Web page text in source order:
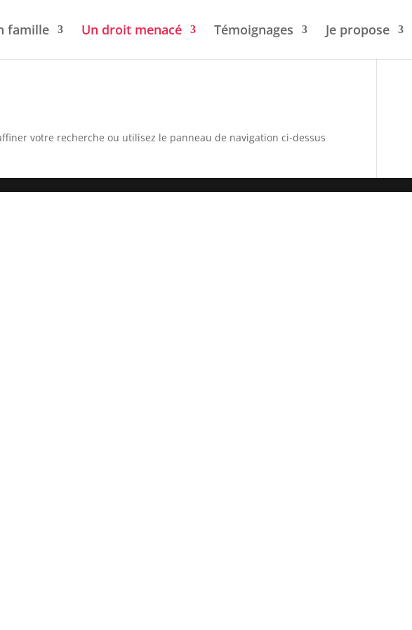
famille Un droit menacé Témoignages Je propose
votre recherche ou utilisez le panneau de navigation ci-dessus